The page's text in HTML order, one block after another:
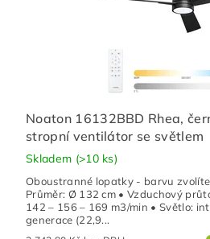
Noaton 16132BBD Rhea,
stropní ventilátor se světlem
Skladem (>10 ks)
Oboustranné lopatky - barvu
Průměr: Ø 132 cm • Vzduchový
142 – 156 – 169 m3/min • Světlo:
generace (22,9...